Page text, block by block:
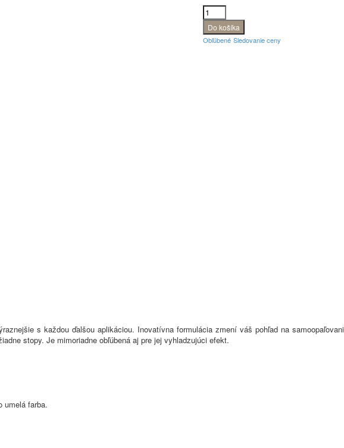
Obľúbené Sledovanie ceny
s každou ďalšou aplikáciou. Inovatívna formulácia zmení váš pohľad na
stopy. Je mimoriadne obľúbená aj pre jej vyhladzujúci efekt.
umelá farba.